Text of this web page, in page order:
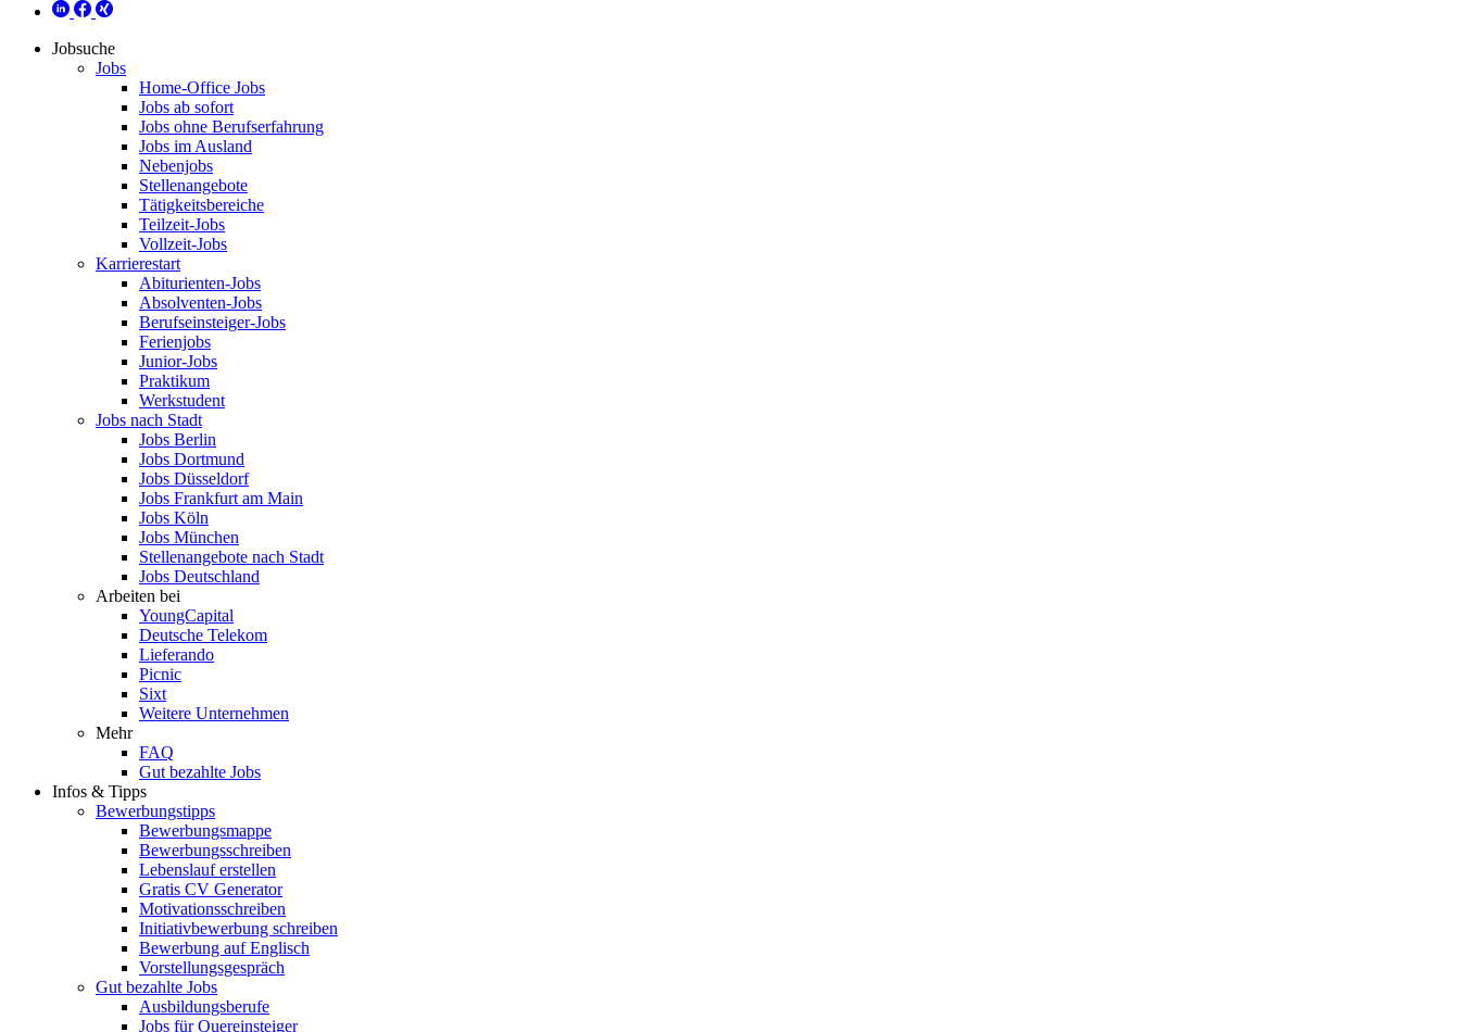
Jobsuche
Jobs
Home-Office Jobs
Jobs ab sofort
Jobs ohne Berufserfahrung
Jobs im Ausland
Nebenjobs
Stellenangebote
Tätigkeitsbereiche
Teilzeit-Jobs
Vollzeit-Jobs
Karrierestart
Abiturienten-Jobs
Absolventen-Jobs
Berufseinsteiger-Jobs
Ferienjobs
Junior-Jobs
Praktikum
Werkstudent
Jobs nach Stadt
Jobs Berlin
Jobs Dortmund
Jobs Düsseldorf
Jobs Frankfurt am Main
Jobs Köln
Jobs München
Stellenangebote nach Stadt
Jobs Deutschland
Arbeiten bei
YoungCapital
Deutsche Telekom
Lieferando
Picnic
Sixt
Weitere Unternehmen
Mehr
FAQ
Gut bezahlte Jobs
Infos & Tipps
Bewerbungstipps
Bewerbungsmappe
Bewerbungsschreiben
Lebenslauf erstellen
Gratis CV Generator
Motivationsschreiben
Initiativbewerbung schreiben
Bewerbung auf Englisch
Vorstellungsgespräch
Gut bezahlte Jobs
Ausbildungsberufe
Jobs für Quereinsteiger